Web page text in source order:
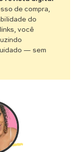
de compra,
do
você
— sem